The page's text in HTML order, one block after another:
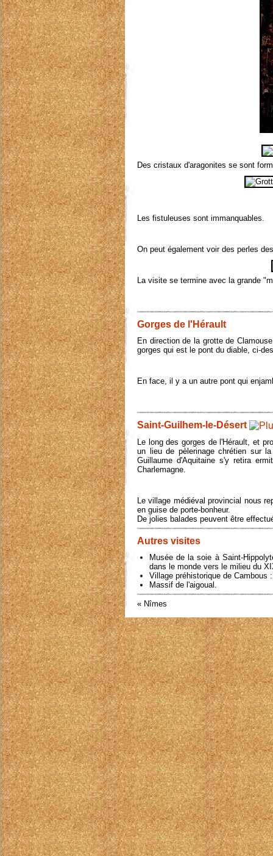
Des cristaux d'aragonites se sont
Les fistuleuses sont immanquables.
On peut également voir des perles
La visite se termine avec la grande
Gorges de l'Hérault
En direction de la grotte de
gorges qui est le pont du diable, ci-
En face, il y a un autre pont qui
Saint-Guilhem-le-Désert
Le long des gorges de l'Hérault, et
un lieu de pèlerinage chrétien sur
Guillaume d'Aquitaine s'y retira
Charlemagne.
Le village médiéval provincial nous
en guise de porte-bonheur.
De jolies balades peuvent être
Autres visites
Musée de la soie à Saint-
dans le monde vers le milieu du
Village préhistorique de Cambous
Massif de l'aigoual.
« Nîmes